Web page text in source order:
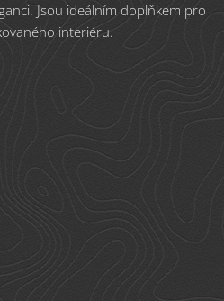
Jsou ideálním doplňkem pro
interiéru.